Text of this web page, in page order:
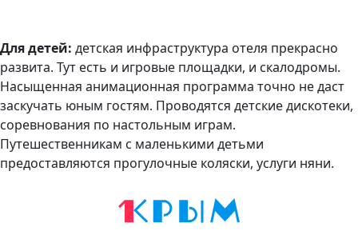
Для детей: детская инфраструктура отеля прекрасно
развита. Тут есть и игровые площадки, и скалодромы.
Насыщенная анимационная программа точно не даст
заскучать юным гостям. Проводятся детские дискотеки,
соревнования по настольным играм.
Путешественникам с маленькими детьми
предоставляются прогулочные коляски, услуги няни.